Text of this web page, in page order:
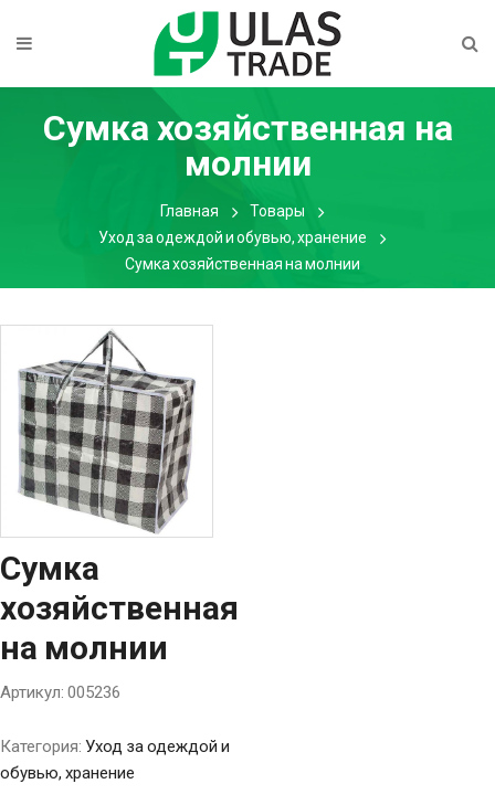
Сумка хозяйственная на
молнии
Главная
Товары
Уход за одеждой и обувью, хранение
Сумка хозяйственная на молнии
Сумка
хозяйственная
на молнии
Артикул: 005236
Категория: Уход за одеждой и
обувью, хранение